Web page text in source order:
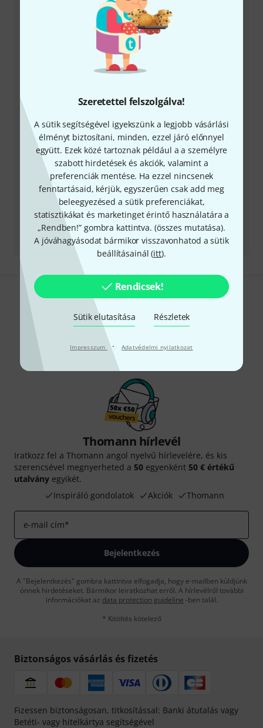
Szeretettel felszolgálva!
A sütik segítségével igyekszünk a legjobb vásárlási
élményt biztosítani, minden, ezzel járó előnnyel
együtt. Ezek közé tartoznak például a a személyre
szabott hirdetések és akciók, valamint a
preferenciák mentése. Ha ezzel nincsenek
fenntartásaid, kérjük, egyszerűen csak add meg
beleegyezésed a sütik preferenciákat,
statisztikákat és marketinget érintő használatára a
„Rendben!” gombra kattintva. (összes mutatása).
A jóváhagyásodat bármikor visszavonhatod a sütik
beállításainál (itt).
Rendicsek!
Sütik elutasítása Részletek
Impresszum · Adatvédelmi nyilatkozat
+49-9546-9223-531
Ügyfélszolgálatunk minden kérdés és észrevétel esetén
örömmel áll rendelkezésedre
Készítsd elő ügyfélszámodat
Nyitvatartási idő (CEST - Közép-európai
Visszahívást kérek
Még több elérhetőség
Termék visszaküldése
Minden kapcsolattartó
Tetszik, amit látsz?
Megosztás Súgó & Visszajelzések
Thomann hírlevél
Iratkozz fel a Thomann angol nyelvű hírlevelére, és kis
szerencsével megnyerheted a 50 egyenként 50 € értékű
utalvány egyikét.
Inspiráló gondolatok
Akciók Thomann
e-mail cím*
Bejelentkezés
A "Bejelentkezés" gombra kattintva elfogadja, hogy e-mailben küldjünk
önnek hirdetéseket. Bármikor leiratkozhat erről. A hírlevélről további
információkat az data protection guideline -ben talál.
* Kitöltés kötelező
Biztonságos vásárlás és fizetés
Fizessen biztonságosan, titkosítással: Banki átutalás vagy
Betéti- vagy hitelkártya segítségével